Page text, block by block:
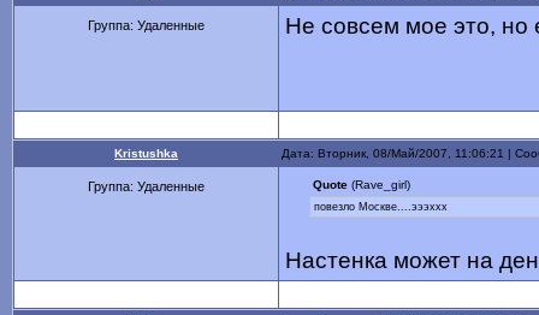
Группа: Удаленные Не совсем мое это,
Kristushka Дата: Вторник, 08/Май/2007, 11:06:21 |
Группа: Удаленные Quote(Rave_girl)
повезло Москве....эээххх
Настенка может на